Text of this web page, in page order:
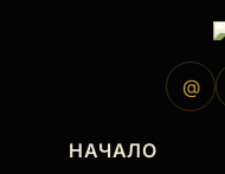
@
НАЧАЛО